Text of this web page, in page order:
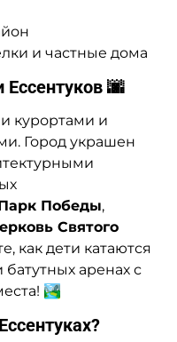
и частные дома
🌆
курортами и
Город украшен
Победы,
Святого
как дети катаются
батутных аренах с
🏞